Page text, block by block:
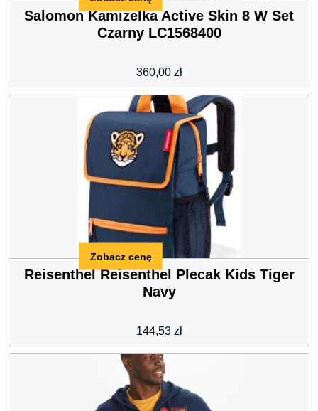
Salomon Kamizelka Active Skin 8 W Set
Czarny LC1568400
360,00 zł
Reisenthel Reisenthel Plecak Kids Tiger
Navy
144,53 zł
Zobacz cenę